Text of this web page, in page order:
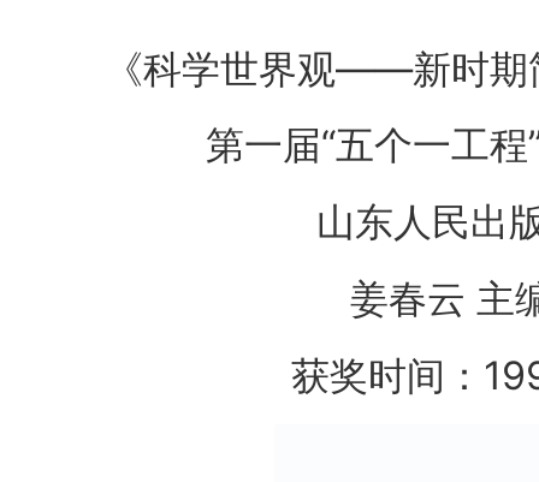
《科学世界观——新时期
第一届“五个一工程
山东人民出
姜春云 主
获奖时间：